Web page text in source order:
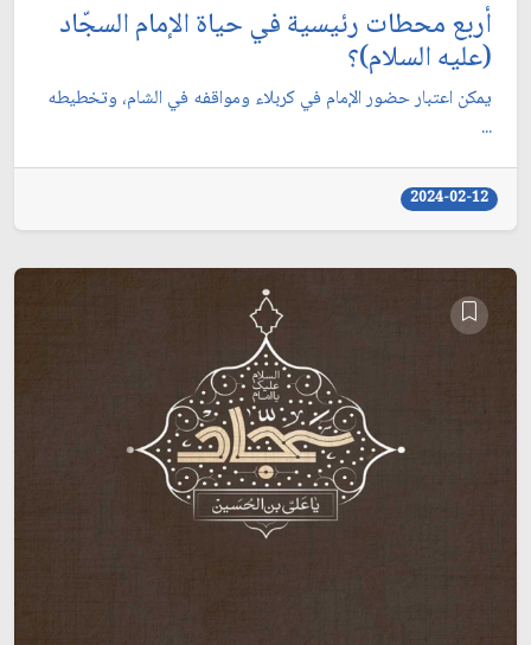
أربع محطات رئيسية في حياة الإمام السجّاد
(عليه السلام)؟
يمكن اعتبار حضور الإمام في كربلاء ومواقفه في الشام، وتخطيطه
...
2024-02-12